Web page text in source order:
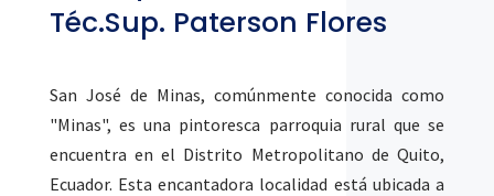
Téc.Sup. Paterson Flores
San José de Minas, comúnmente conocida como
"Minas", es una pintoresca parroquia rural que se
encuentra en el Distrito Metropolitano de Quito,
Ecuador. Esta encantadora localidad está ubicada a